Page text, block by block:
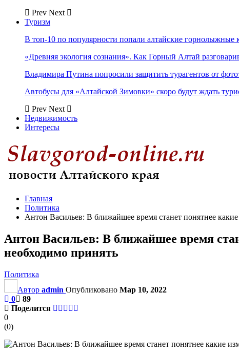
Prev Next
Туризм
В топ-10 по популярности попали алтайские горнолыжные
«Древняя экология сознания». Как Горный Алтай
Владимира Путина попросили защитить турагентов от
Автобусы для «Алтайской Зимовки» скоро будут ждать
Prev Next
Недвижимость
Интересы
Главная
Политика
Антон Васильев: В ближайшее время станет понятнее
Антон Васильев: В ближайшее время
необходимо принять
Политика
Автор admin Опубликовано Мар 10, 2022
0
89
Поделится
0
(0)